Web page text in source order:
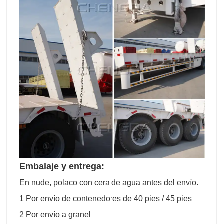
Embalaje y entrega:
En nude, polaco con cera de agua antes del envío.
1 Por envío de contenedores de 40 pies / 45 pies
2 Por envío a granel